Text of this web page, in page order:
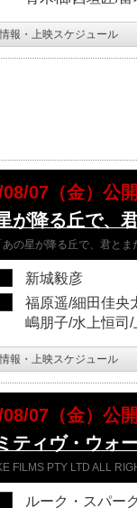
報・上映スケジュール
07（金）公
が降る丘で、
の星が降る丘で、君とま
新城毅彦
福原遥/細田佳央
嶋朋子/水上恒司
報・上映スケジュール
07（金）公
ティヴ・ウォ
FILMS PTY LTD ALL
ルーク・スパー